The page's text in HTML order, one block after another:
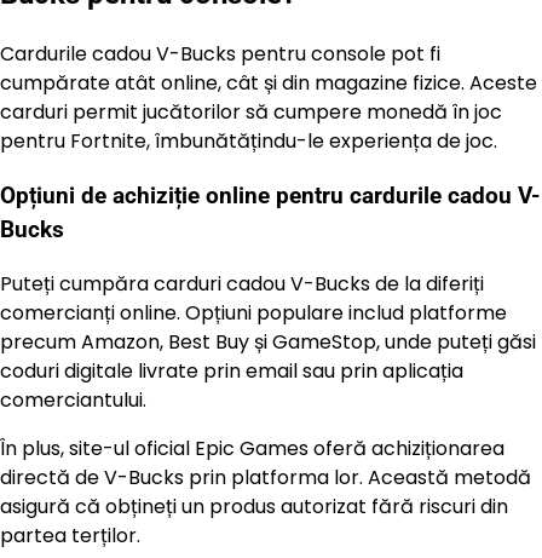
Cardurile cadou V-Bucks pentru console pot fi
cumpărate atât online, cât și din magazine fizice. Aceste
carduri permit jucătorilor să cumpere monedă în joc
pentru Fortnite, îmbunătățindu-le experiența de joc.
Opțiuni de achiziție online pentru cardurile cadou V-
Bucks
Puteți cumpăra carduri cadou V-Bucks de la diferiți
comercianți online. Opțiuni populare includ platforme
precum Amazon, Best Buy și GameStop, unde puteți găsi
coduri digitale livrate prin email sau prin aplicația
comerciantului.
În plus, site-ul oficial Epic Games oferă achiziționarea
directă de V-Bucks prin platforma lor. Această metodă
asigură că obțineți un produs autorizat fără riscuri din
partea terților.